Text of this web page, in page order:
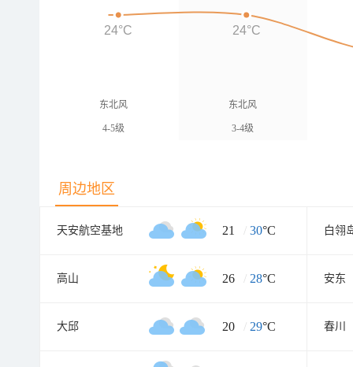
东北风
4-5级
东北风
3-4级
24°C 24°C
周边地区
天安航空基地 21 / 30°C 白翎
高山 26 / 28°C 安东
大邱 20 / 29°C 春川